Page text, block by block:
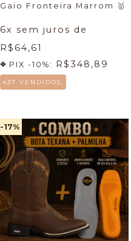
Gaio Fronteira Marrom 🥇
6x sem juros de
R$64,61
PIX -10%: R$348,89
437 VENDIDOS.
-17%